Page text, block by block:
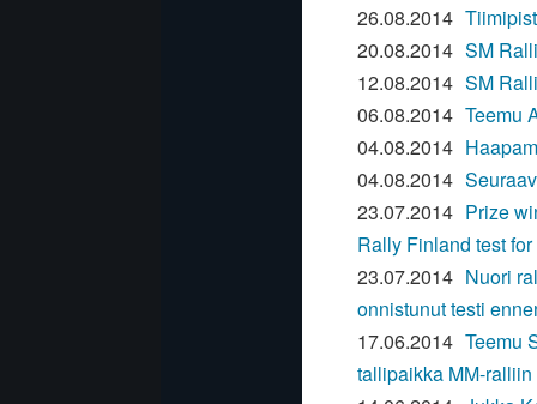
26.08.2014
20.08.2014 SM
12.08.2014 SM
06.08.2014 Teemu
04.08.2014
04.08.2014
23.07.2014 Prize
Rally Finland test
23.07.2014 Nuori
onnistunut testi
17.06.2014 Teemu
tallipaikka MM-ralliin